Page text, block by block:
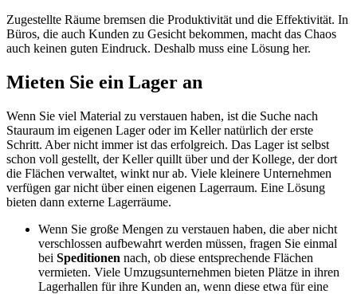
Zugestellte Räume bremsen die Produktivität und die Effektivität. In
Büros, die auch Kunden zu Gesicht bekommen, macht das Chaos
auch keinen guten Eindruck. Deshalb muss eine Lösung her.
Mieten Sie ein Lager an
Wenn Sie viel Material zu verstauen haben, ist die Suche nach
Stauraum im eigenen Lager oder im Keller natürlich der erste
Schritt. Aber nicht immer ist das erfolgreich. Das Lager ist selbst
schon voll gestellt, der Keller quillt über und der Kollege, der dort
die Flächen verwaltet, winkt nur ab. Viele kleinere Unternehmen
verfügen gar nicht über einen eigenen Lagerraum. Eine Lösung
bieten dann externe Lagerräume.
Wenn Sie große Mengen zu verstauen haben, die aber nicht
verschlossen aufbewahrt werden müssen, fragen Sie einmal
bei Speditionen nach, ob diese entsprechende Flächen
vermieten. Viele Umzugsunternehmen bieten Plätze in ihren
Lagerhallen für ihre Kunden an, wenn diese etwa für eine